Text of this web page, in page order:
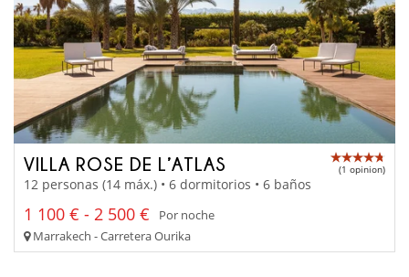
VILLA ROSE DE L’ATLAS (1 opinion)
12 personas (14 máx.) • 6 dormitorios • 6 baños
1 100 € - 2 500 €
Por noche
Marrakech - Carretera Ourika